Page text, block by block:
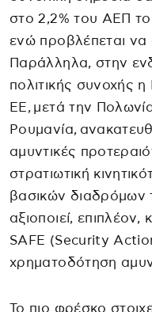
στο 2,2% του ΑΕΠ
ενώ προβλέπεται να
Παράλληλα, στην
πολιτικής συνοχής
ΕΕ, μετά την
Ρουμανία,
αμυντικές
στρατιωτική
βασικών
αξιοποιεί,
SAFE (Security
χρηματοδότηση
Το πιο φρέσκο